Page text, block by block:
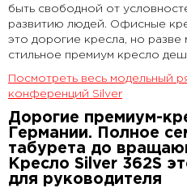
быть свободной от
развитию людей. Офисные
это дорогие кресла, но разве
стильное премиум кресло
Посмотреть весь модельный
конференций Silver
Дорогие премиум-
Германии. Полное
табурета до
Кресло Silver 362S
для руководителя